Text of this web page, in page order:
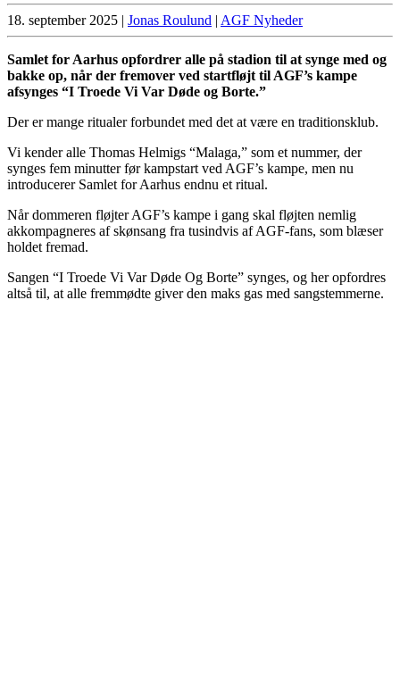
18. september 2025 | Jonas Roulund | AGF Nyheder
Samlet for Aarhus opfordrer alle på stadion til at synge med og
bakke op, når der fremover ved startfløjt til AGF’s kampe
afsynges “I Troede Vi Var Døde og Borte.”
Der er mange ritualer forbundet med det at være en traditionsklub.
Vi kender alle Thomas Helmigs “Malaga,” som et nummer, der
synges fem minutter før kampstart ved AGF’s kampe, men nu
introducerer Samlet for Aarhus endnu et ritual.
Når dommeren fløjter AGF’s kampe i gang skal fløjten nemlig
akkompagneres af skønsang fra tusindvis af AGF-fans, som blæser
holdet fremad.
Sangen “I Troede Vi Var Døde Og Borte” synges, og her opfordres
altså til, at alle fremmødte giver den maks gas med sangstemmerne.